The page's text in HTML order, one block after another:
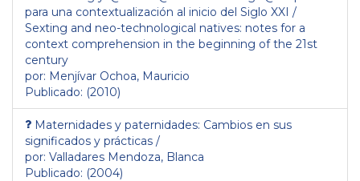
para una contextualización al inicio del Siglo XXI /
Sexting and neo-technological natives: notes for a
context comprehension in the beginning of the 21st
century
por: Menjívar Ochoa, Mauricio
Publicado: (2010)
Maternidades y paternidades: Cambios en sus
significados y prácticas /
por: Valladares Mendoza, Blanca
Publicado: (2004)